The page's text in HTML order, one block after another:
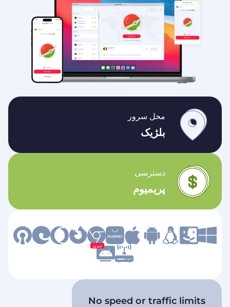
محل سرور
بلژیک
دسترسی
پریمیوم
جدید
No speed or traffic limits